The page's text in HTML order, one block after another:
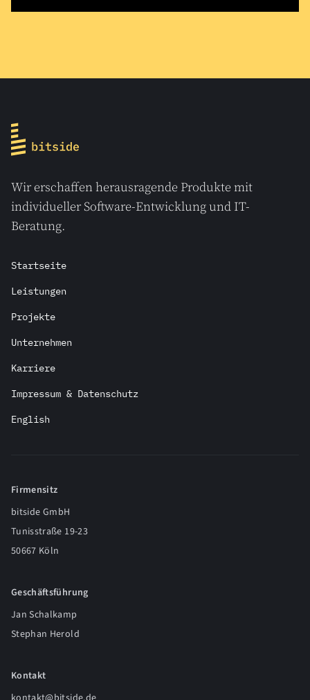
Wir erschaffen herausragende Produkte mit
individueller Software-Entwicklung und IT-
Beratung.
Startseite
Leistungen
Projekte
Unternehmen
Karriere
Impressum & Datenschutz
English
Firmensitz
bitside GmbH
Tunisstraße 19-23
50667 Köln
Geschäftsführung
Jan Schalkamp
Stephan Herold
Kontakt